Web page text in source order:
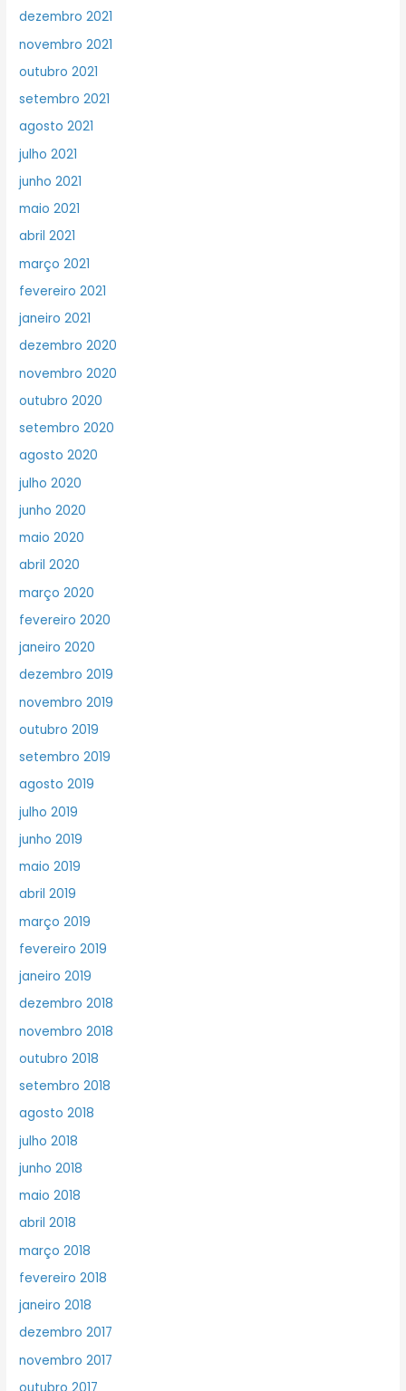
dezembro 2021
novembro 2021
outubro 2021
setembro 2021
agosto 2021
julho 2021
junho 2021
maio 2021
abril 2021
março 2021
fevereiro 2021
janeiro 2021
dezembro 2020
novembro 2020
outubro 2020
setembro 2020
agosto 2020
julho 2020
junho 2020
maio 2020
abril 2020
março 2020
fevereiro 2020
janeiro 2020
dezembro 2019
novembro 2019
outubro 2019
setembro 2019
agosto 2019
julho 2019
junho 2019
maio 2019
abril 2019
março 2019
fevereiro 2019
janeiro 2019
dezembro 2018
novembro 2018
outubro 2018
setembro 2018
agosto 2018
julho 2018
junho 2018
maio 2018
abril 2018
março 2018
fevereiro 2018
janeiro 2018
dezembro 2017
novembro 2017